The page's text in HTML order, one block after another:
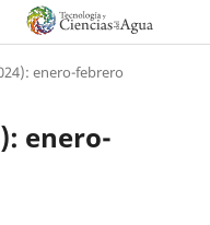
enero-febrero
enero-